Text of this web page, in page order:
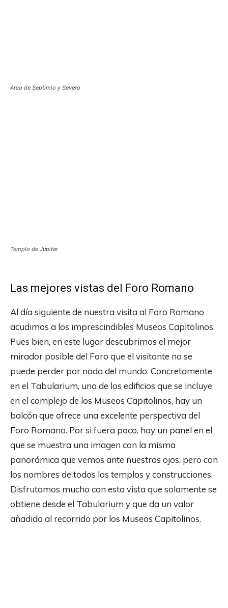
Arco de Septimio y Severo
Templo de Júpiter
Las mejores vistas del Foro Romano
Al día siguiente de nuestra visita al Foro Romano
acudimos a los imprescindibles Museos Capitolinos.
Pues bien, en este lugar descubrimos el mejor
mirador posible del Foro que el visitante no se
puede perder por nada del mundo. Concretamente
en el Tabularium, uno de los edificios que se incluye
en el complejo de los Museos Capitolinos, hay un
balcón que ofrece una excelente perspectiva del
Foro Romano. Por si fuera poco, hay un panel en el
que se muestra una imagen con la misma
panorámica que vemos ante nuestros ojos, pero con
los nombres de todos los templos y construcciones.
Disfrutamos mucho con esta vista que solamente se
obtiene desde el Tabularium y que da un valor
añadido al recorrido por los Museos Capitolinos.